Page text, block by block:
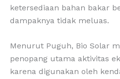
ketersediaan bahan bakar
dampaknya tidak meluas.
Menurut Puguh, Bio Solar
penopang utama aktivitas
karena digunakan oleh